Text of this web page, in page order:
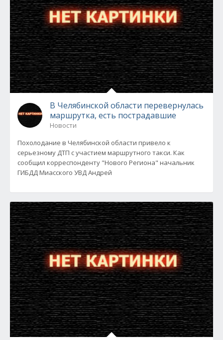
В Челябинской области перевернулась
маршрутка, есть пострадавшие
Новости
Похолодание в Челябинской области привело к
серьезному ДТП с участием маршрутного такси. Как
сообщил корреспонденту "Нового Региона" начальник
ГИБДД Миасского УВД Андрей